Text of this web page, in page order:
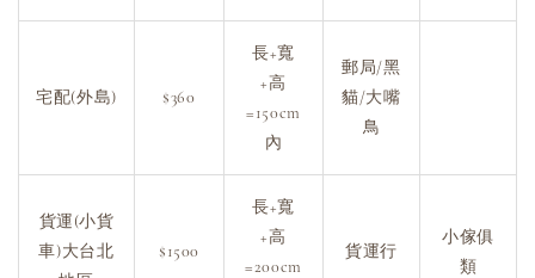
宅配(外島) $360
長+寬
+高
=150cm
內
郵局/黑
貓/大嘴
鳥
貨運(小貨
車)大台北
$1500
長+寬
+高
=200cm
貨運行
小傢俱
類